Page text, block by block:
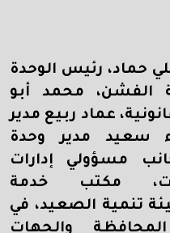
حماد، رئيس الوحدة
الفشن، محمد أبو
عماد ربيع مدير
سعيد مدير وحدة
مسؤولي إدارات
مكتب خدمة
تنمية الصعيد، في
والجهات